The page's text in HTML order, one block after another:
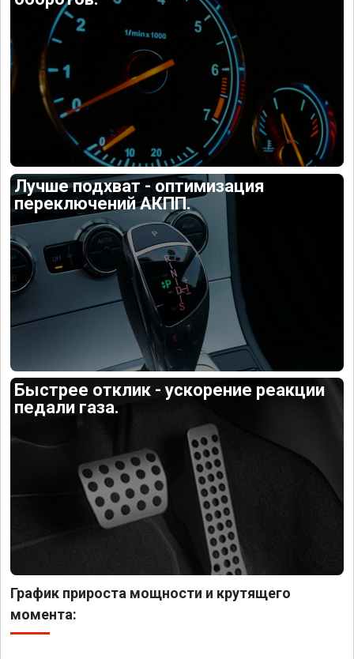
Лучше подхват - оптимизация
переключений АКПП.
Быстрее отклик - ускорение реакции
педали газа.
График прироста мощности и крутящего
момента: